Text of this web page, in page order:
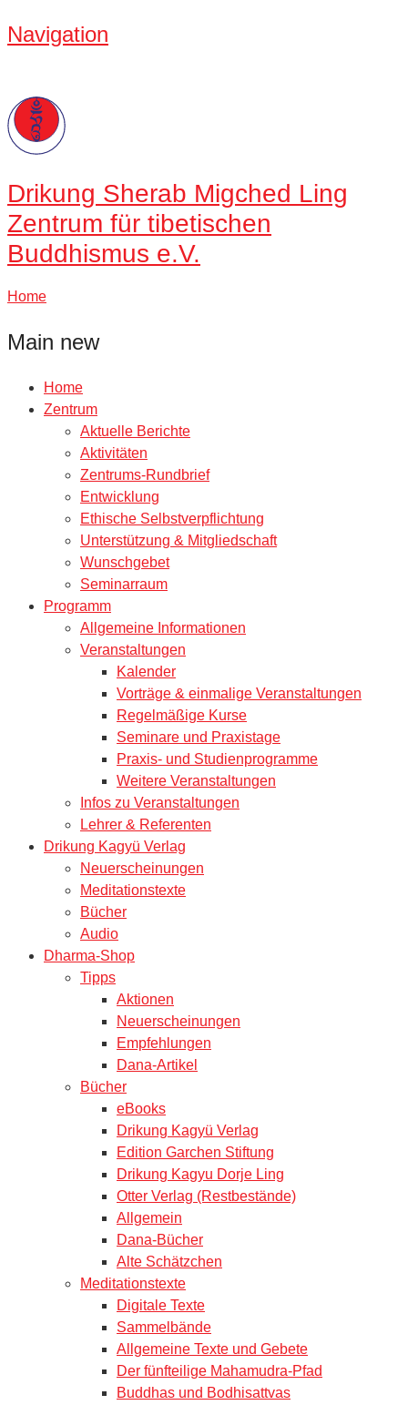
Navigation
Drikung Sherab Migched Ling
Zentrum für tibetischen
Buddhismus e.V.
Home
Main new
Home
Zentrum
Aktuelle Berichte
Aktivitäten
Zentrums-Rundbrief
Entwicklung
Ethische Selbstverpflichtung
Unterstützung & Mitgliedschaft
Wunschgebet
Seminarraum
Programm
Allgemeine Informationen
Veranstaltungen
Kalender
Vorträge & einmalige Veranstaltungen
Regelmäßige Kurse
Seminare und Praxistage
Praxis- und Studienprogramme
Weitere Veranstaltungen
Infos zu Veranstaltungen
Lehrer & Referenten
Drikung Kagyü Verlag
Neuerscheinungen
Meditationstexte
Bücher
Audio
Dharma-Shop
Tipps
Aktionen
Neuerscheinungen
Empfehlungen
Dana-Artikel
Bücher
eBooks
Drikung Kagyü Verlag
Edition Garchen Stiftung
Drikung Kagyu Dorje Ling
Otter Verlag (Restbestände)
Allgemein
Dana-Bücher
Alte Schätzchen
Meditationstexte
Digitale Texte
Sammelbände
Allgemeine Texte und Gebete
Der fünfteilige Mahamudra-Pfad
Buddhas und Bodhisattvas